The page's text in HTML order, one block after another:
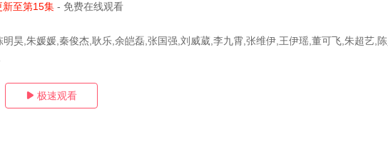
新至第15集 - 免费在线观看
明昊,朱媛媛,秦俊杰,耿乐,余皑磊,张国强,刘威葳,李九霄,张维伊,王伊瑶,董可飞,朱超艺,
 极速观看